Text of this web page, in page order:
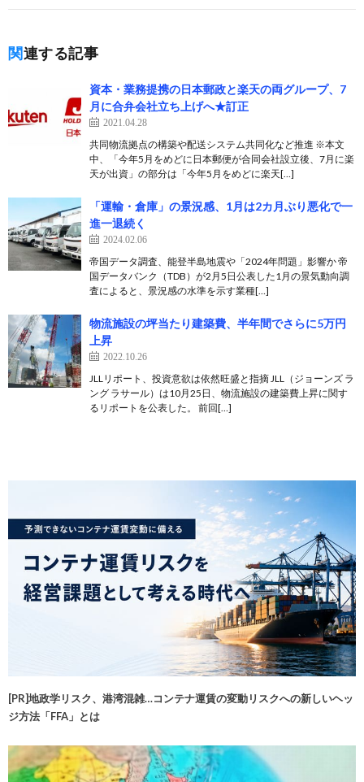
関連する記事
資本・業務提携の日本郵政と楽天の両グループ、7
月に合弁会社立ち上げへ★訂正
2021.04.28
共同物流拠点の構築や配送システム共同化など推進 ※本文
中、「今年5月をめどに日本郵便が合同会社設立後、7月に楽
天が出資」の部分は「今年5月をめどに楽天[…]
「運輸・倉庫」の景況感、1月は2カ月ぶり悪化で一
進一退続く
2024.02.06
帝国データ調査、能登半島地震や「2024年問題」影響か 帝
国データバンク（TDB）が2月5日公表した1月の景気動向調
査によると、景況感の水準を示す業種[…]
物流施設の坪当たり建築費、半年間でさらに5万円
上昇
2022.10.26
JLLリポート、投資意欲は依然旺盛と指摘 JLL（ジョーンズ ラ
ング ラサール）は10月25日、物流施設の建築費上昇に関す
るリポートを公表した。 前回[…]
[PR]地政学リスク、港湾混雑…コンテナ運賃の変動リスクへの新しいヘッ
ジ方法「FFA」とは